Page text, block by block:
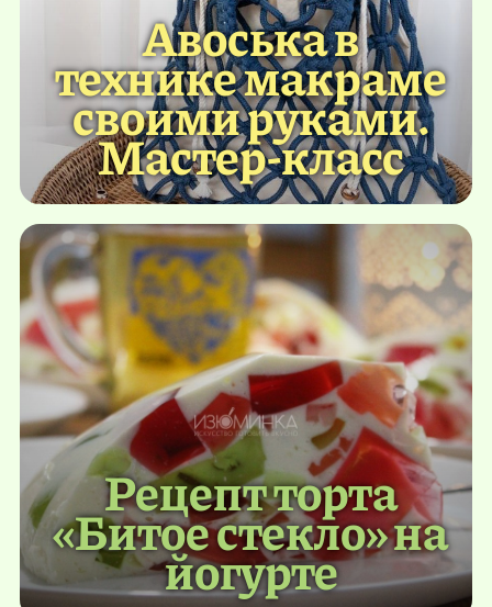
Авоська в
технике макраме
своими руками.
Мастер-класс
Рецепт торта
«Битое стекло» на
йогурте